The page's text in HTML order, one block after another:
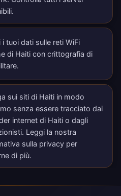
.
i tuoi dati sulle reti WiFi
di Haiti con crittografia di
sui siti di Haiti in modo
senza essere tracciato dai
internet di Haiti o dagli
Leggi la nostra
sulla privacy per
di più.